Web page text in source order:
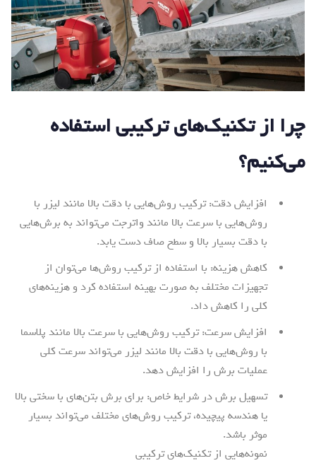
چرا از تکنیک‌های ترکیبی استفاده
می‌کنیم؟
افزایش دقت: ترکیب روش‌هایی با دقت بالا مانند لیزر با
روش‌هایی با سرعت بالا مانند واترجت می‌تواند به برش‌هایی
با دقت بسیار بالا و سطح صاف دست یابد.
کاهش هزینه: با استفاده از ترکیب روش‌ها می‌توان از
تجهیزات مختلف به صورت بهینه استفاده کرد و هزینه‌های
کلی را کاهش داد.
افزایش سرعت: ترکیب روش‌هایی با سرعت بالا مانند پلاسما
با روش‌هایی با دقت بالا مانند لیزر می‌تواند سرعت کلی
عملیات برش را افزایش دهد.
تسهیل برش در شرایط خاص: برای برش بتن‌های با سختی بالا
یا هندسه پیچیده، ترکیب روش‌های مختلف می‌تواند بسیار
موثر باشد.
نمونه‌هایی از تکنیک‌های ترکیبی